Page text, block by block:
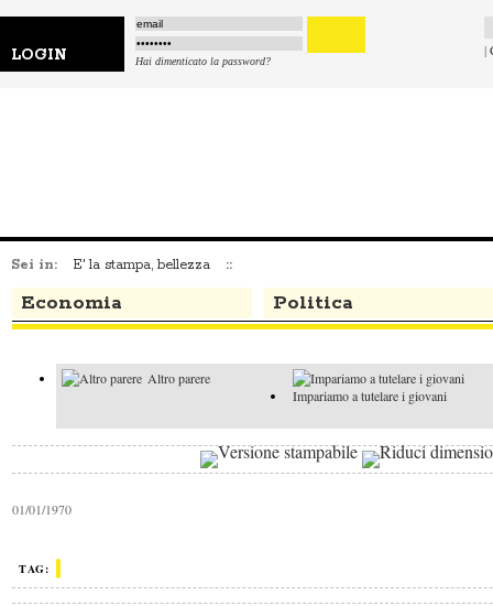
LOGIN Hai dimenticato la password?
|
Sei in: E' la stampa, bellezza ::
Economia Politica
Altro parere
Impariamo a tutelare i giovani
I faziosi e il
buon senso
Altro parere
01/01/1970
TAG: